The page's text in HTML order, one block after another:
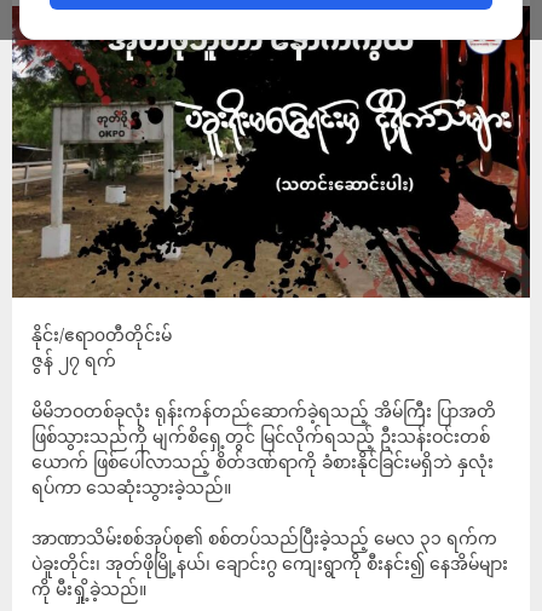
နိုင်း/ဧရာ၀တီတိုင်းမ်
ဇွန် ၂၇ ရက်
မိမိဘဝတစ်ခုလုံး ရုန်းကန်တည်ဆောက်ခဲ့ရသည့် အိမ်ကြီး ပြာအတိ
ဖြစ်သွားသည်ကို မျက်စိရှေ့တွင် မြင်လိုက်ရသည့် ဦးသန်းဝင်းတစ်
ယောက် ဖြစ်ပေါ်လာသည့် စိတ်ဒဏ်ရာကို ခံစားနိုင်ခြင်းမရှိဘဲ နှလုံး
ရပ်ကာ သေဆုံးသွားခဲ့သည်။
အာဏာသိမ်းစစ်အုပ်စု၏ စစ်တပ်သည်ပြီးခဲ့သည့် မေလ ၃၁ ရက်က
ပဲခူးတိုင်း၊ အုတ်ဖိုမြို့နယ်၊ ချောင်းဂွ ကျေးရွာကို စီးနင်း၍ နေအိမ်များ
ကို မီးရှို့ခဲ့သည်။